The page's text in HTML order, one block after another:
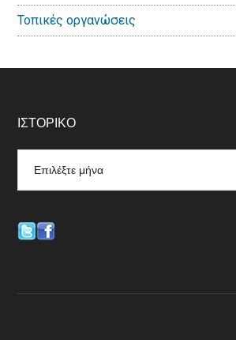
Τοπικές οργανώσεις
Footer
ΙΣΤΟΡΙΚΌ